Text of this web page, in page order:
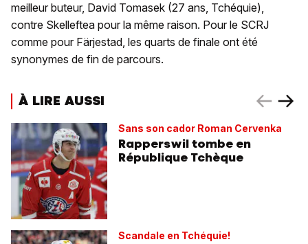
meilleur buteur, David Tomasek (27 ans, Tchéquie),
contre Skelleftea pour la même raison. Pour le SCRJ
comme pour Färjestad, les quarts de finale ont été
synonymes de fin de parcours.
À LIRE AUSSI
Sans son cador Roman Cervenka
Rapperswil tombe en
République Tchèque
Scandale en Tchéquie!